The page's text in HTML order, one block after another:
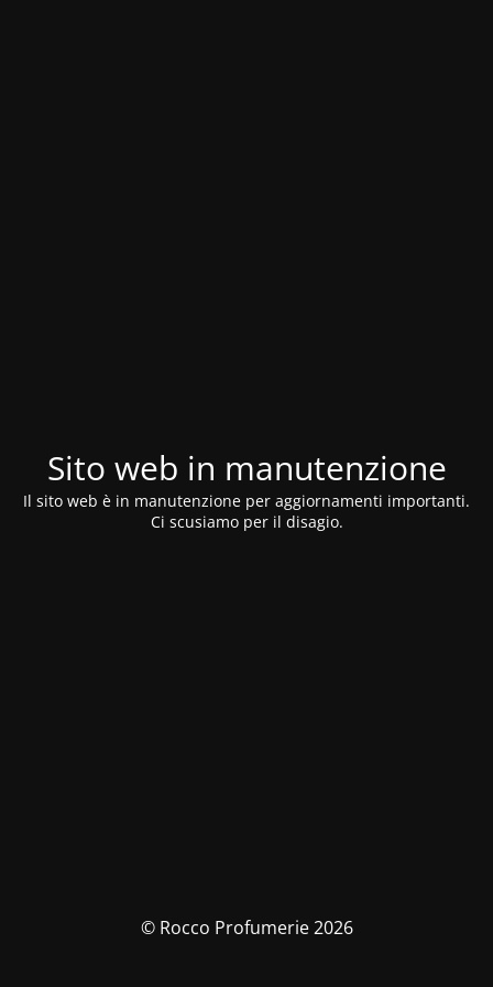
Sito web in manutenzione
Il sito web è in manutenzione per aggiornamenti importanti.
Ci scusiamo per il disagio.
© Rocco Profumerie 2026